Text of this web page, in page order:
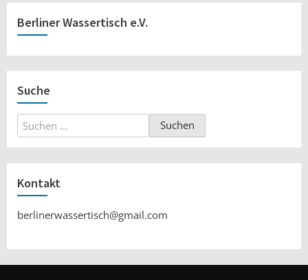
Berliner Wassertisch e.V.
Suche
Suchen
nach:
Kontakt
berlinerwassertisch@gmail.com